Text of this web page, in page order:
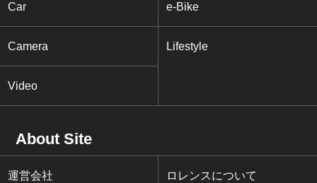
Car e-Bike
Camera Lifestyle
Video
About Site
運営会社 ロレンスについて